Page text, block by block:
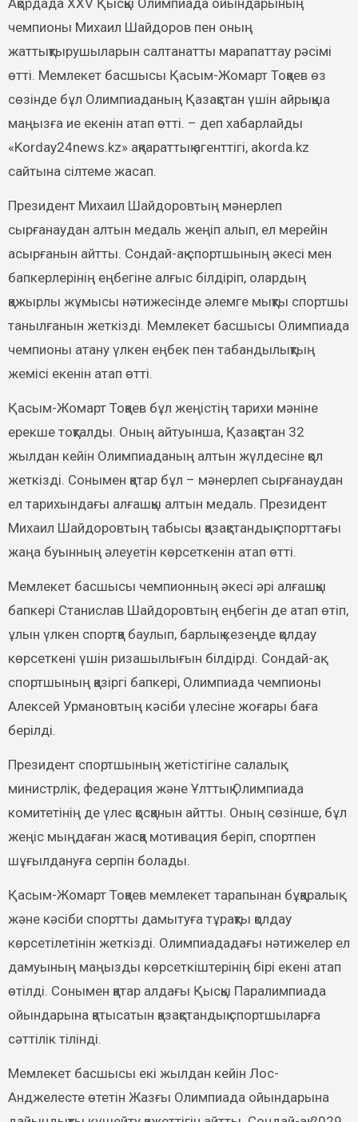
Ақордада ХХV Қысқы Олимпиада ойындарының
чемпионы Михаил Шайдоров пен оның
жаттықтырушыларын салтанатты марапаттау рәсімі
өтті. Мемлекет басшысы Қасым-Жомарт Тоқаев өз
сөзінде бұл Олимпиаданың Қазақстан үшін айрықша
маңызға ие екенін атап өтті. – деп хабарлайды
«Korday24news.kz» ақпараттық агенттігі, akorda.kz
сайтына сілтеме жасап.
Президент Михаил Шайдоровтың мәнерлеп
сырғанаудан алтын медаль жеңіп алып, ел мерейін
асырғанын айтты. Сондай-ақ спортшының әкесі мен
бапкерлерінің еңбегіне алғыс білдіріп, олардың
қажырлы жұмысы нәтижесінде әлемге мықты спортшы
танылғанын жеткізді. Мемлекет басшысы Олимпиада
чемпионы атану үлкен еңбек пен табандылықтың
жемісі екенін атап өтті.
Қасым-Жомарт Тоқаев бұл жеңістің тарихи мәніне
ерекше тоқталды. Оның айтуынша, Қазақстан 32
жылдан кейін Олимпиаданың алтын жүлдесіне қол
жеткізді. Сонымен қатар бұл – мәнерлеп сырғанаудан
ел тарихындағы алғашқы алтын медаль. Президент
Михаил Шайдоровтың табысы қазақстандық спорттағы
жаңа буынның әлеуетін көрсеткенін атап өтті.
Мемлекет басшысы чемпионның әкесі әрі алғашқы
бапкері Станислав Шайдоровтың еңбегін де атап өтіп,
ұлын үлкен спортқа баулып, барлық кезеңде қолдау
көрсеткені үшін ризашылығын білдірді. Сондай-ақ
спортшының қазіргі бапкері, Олимпиада чемпионы
Алексей Урмановтың кәсіби үлесіне жоғары баға
берілді.
Президент спортшының жетістігіне салалық
министрлік, федерация және Ұлттық Олимпиада
комитетінің де үлес қосқанын айтты. Оның сөзінше, бұл
жеңіс мыңдаған жасқа мотивация беріп, спортпен
шұғылдануға серпін болады.
Қасым-Жомарт Тоқаев мемлекет тарапынан бұқаралық
және кәсіби спортты дамытуға тұрақты қолдау
көрсетілетінін жеткізді. Олимпиададағы нәтижелер ел
дамуының маңызды көрсеткіштерінің бірі екені атап
өтілді. Сонымен қатар алдағы Қысқы Паралимпиада
ойындарына қатысатын қазақстандық спортшыларға
сәттілік тілінді.
Мемлекет басшысы екі жылдан кейін Лос-
Анджелесте өтетін Жазғы Олимпиада ойындарына